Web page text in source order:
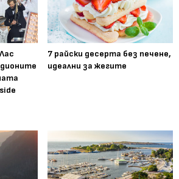
7 райски десерта без печене,
идеални за жегите